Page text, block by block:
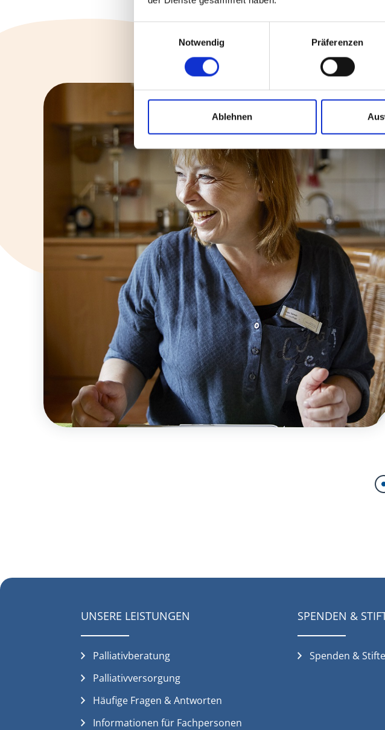
Notwendig
Präferenzen
Ablehnen
UNSERE LEISTUNGEN
Palliativberatung
Palliativversorgung
Häufige Fragen & Antworten
Informationen für Fachpersonen
SPENDEN &
Spenden &